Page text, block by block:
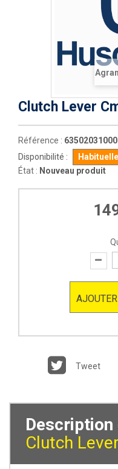
Clutch Lever
Référence : 63502031000
Disponibilité :
État : Nouveau produit
Tweet
Clutch